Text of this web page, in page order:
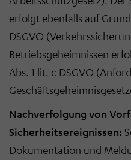
erfolgt ebenfalls auf
DSGVO
Betriebsgeheimnissen
Abs. 1 lit. c DSGVO
Nachverfolgung von
Sicherheitsereignissen:
Dokumentation und